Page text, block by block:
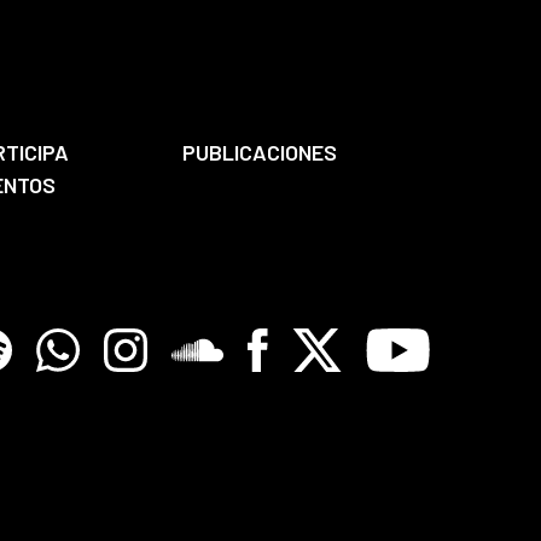
PUBLICACIONES
WhatsappInstagramSoundcloreFacebook
X Youtube